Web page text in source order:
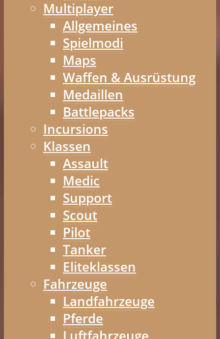
Multiplayer
Allgemeines
Spielmodi
Maps
Waffen & Ausrüstung
Medaillen
Battlepacks
Incursions
Klassen
Assault
Medic
Support
Scout
Pilot
Tanker
Eliteklassen
Fahrzeuge
Landfahrzeuge
Pferde